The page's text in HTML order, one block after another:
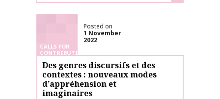
CALLS FOR
CONTRIBUTIONS
Posted on
1 November
2022
Des genres discursifs et des
contextes : nouveaux modes
d’appréhension et
imaginaires